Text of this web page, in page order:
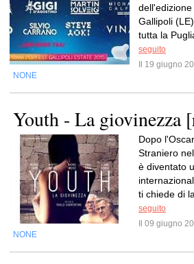
Gallipoli
tutta la
seguito
Il 19 giugno
NONE
Youth - La giovinezza
Dopo
Straniero
è diventato
ti chiede di
seguito
Il 09 giugno
NONE